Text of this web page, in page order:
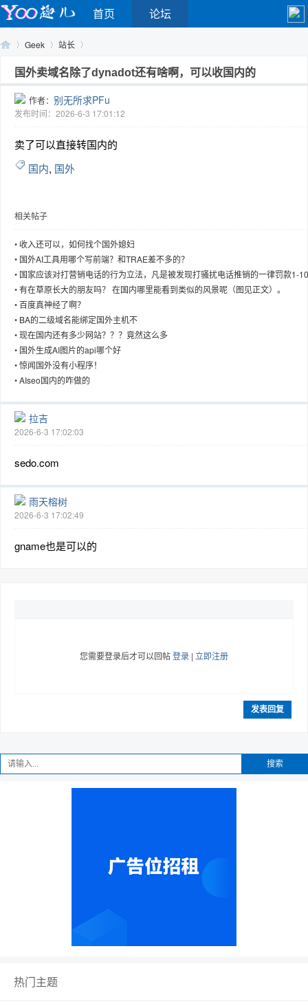
首页 论坛
Geek
›
站长
›
国外卖域名除了dynadot还有啥啊，可以收国内的
作者： 别无所求PFu
发布时间：2026-6-3 17:01:12
卖了可以直接转国内的
国内, 国外
相关帖子
• 收入还可以，如何找个国外媳妇
• 国外AI工具用哪个写前端？和TRAE差不多的？
• 国家应该对打营销电话的行为立法，凡是被发现打骚扰电话推销的一律罚款1-10
万，国外早就禁止打骚扰电话了
•有在草原长大的朋友吗？ 在国内哪里能看到类似的风景呢（图见正文）。
•百度真神经了啊？
• BA的二级域名能绑定国外主机不
•现在国内还有多少网站？？？竟然这么多
• 国外生成AI图片的api哪个好
•惊闻国外没有小程序！
•AIseo国内的咋做的
拉吉
2026-6-3 17:02:03
sedo.com
雨天榕树
2026-6-3 17:02:49
gname也是可以的
您需要登录后才可以回帖登录 | 立即注册
发表回复
搜索
热门主题